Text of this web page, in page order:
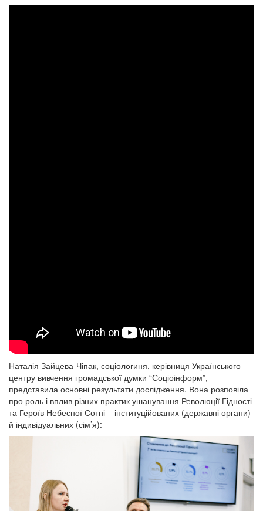
Наталія Зайцева-Чіпак, соціологиня, керівниця Українського
центру вивчення громадської думки “Соціоінформ”,
представила основні результати дослідження. Вона розповіла
про роль і вплив різних практик ушанування Революції Гідності
та Героїв Небесної Сотні – інституційованих (державні органи)
й індивідуальних (сім’я):